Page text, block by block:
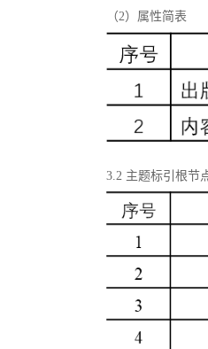
（2）属性简表
3.2 主题标引根节